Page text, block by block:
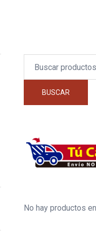
por:
BUSCAR
No hay productos